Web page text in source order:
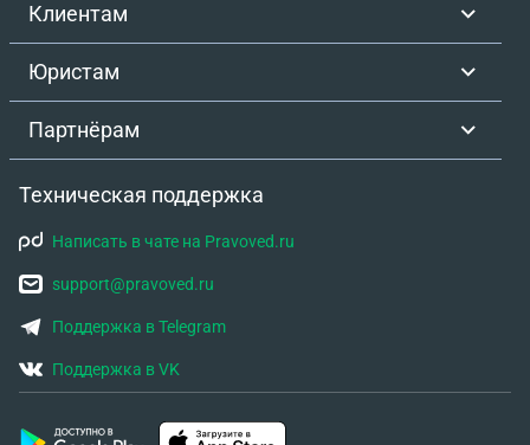
Клиентам
Юристам
Партнёрам
Техническая поддержка
Написать в чате на Pravoved.ru
support@pravoved.ru
Поддержка в Telegram
Поддержка в VK